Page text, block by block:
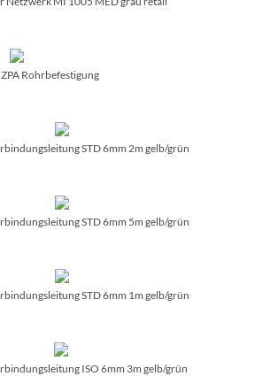
Rohrbefestigung
STD 6mm 2m gelb/­grün
STD 6mm 5m gelb/­grün
STD 6mm 1m gelb/­grün
ISO 6mm 3m gelb/­grün